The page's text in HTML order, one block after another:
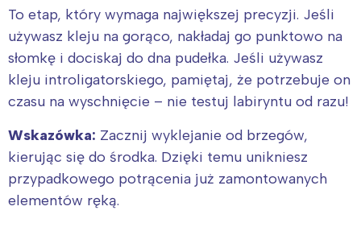
To etap, który wymaga największej precyzji. Jeśli
używasz kleju na gorąco, nakładaj go punktowo na
słomkę i dociskaj do dna pudełka. Jeśli używasz
kleju introligatorskiego, pamiętaj, że potrzebuje on
czasu na wyschnięcie – nie testuj labiryntu od razu!
Wskazówka: Zacznij wyklejanie od brzegów,
kierując się do środka. Dzięki temu unikniesz
przypadkowego potrącenia już zamontowanych
elementów ręką.